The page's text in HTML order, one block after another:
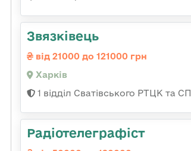
Звязківець
від 21000 до 121000 грн
Харків
1 відділ Сватівського РТЦК та СП
Радіотелеграфіст